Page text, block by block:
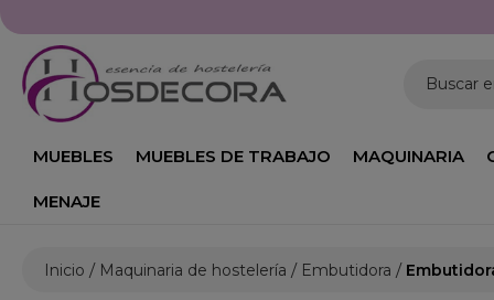
Buscar
MUEBLES MUEBLES DE TRABAJO MAQUINARIA
MENAJE
Inicio Maquinaria de hostelería Embutidora